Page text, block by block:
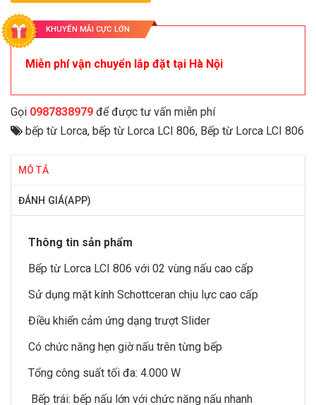
KHUYẾN MÃI CỰC LỚN
Miễn phí vận chuyển lắp đặt tại Hà Nội
Gọi 0987838979 để được tư vấn miễn phí
bếp từ Lorca, bếp từ Lorca LCI 806, Bếp từ Lorca LCI 806
MÔ TẢ
ĐÁNH GIÁ(APP)
Thông tin sản phẩm
Bếp từ Lorca LCI 806 với 02 vùng nấu cao cấp
Sử dụng mặt kính Schottceran chịu lực cao cấp
Điều khiển cảm ứng dạng trượt Slider
Có chức năng hẹn giờ nấu trên từng bếp
Tổng công suất tối đa: 4.000 W
Bếp trái: bếp nấu lớn với chức năng nấu nhanh